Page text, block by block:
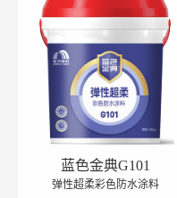
蓝色金典G101
弹性超柔彩色防水涂料